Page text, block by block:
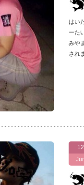
はい
ーた
みや
され
12